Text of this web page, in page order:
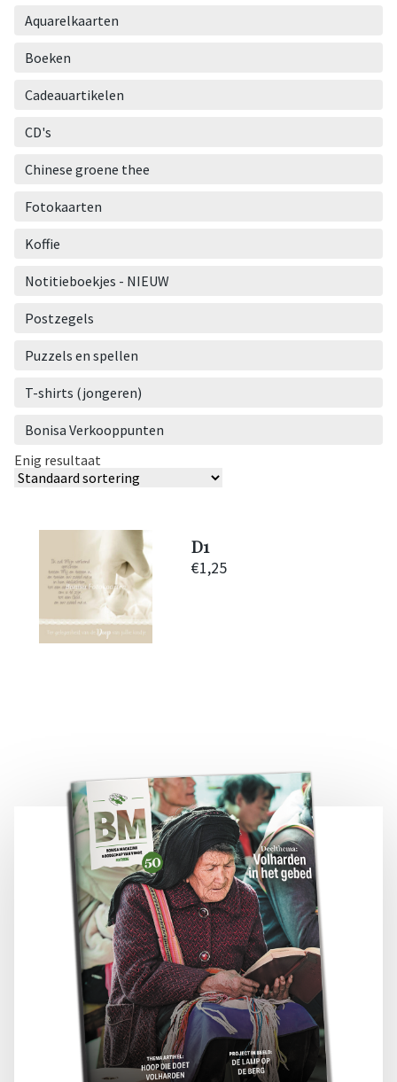
Aquarelkaarten
Boeken
Cadeauartikelen
CD's
Chinese groene thee
Fotokaarten
Koffie
Notitieboekjes - NIEUW
Postzegels
Puzzels en spellen
T-shirts (jongeren)
Bonisa Verkooppunten
Enig resultaat
D1
€1,25